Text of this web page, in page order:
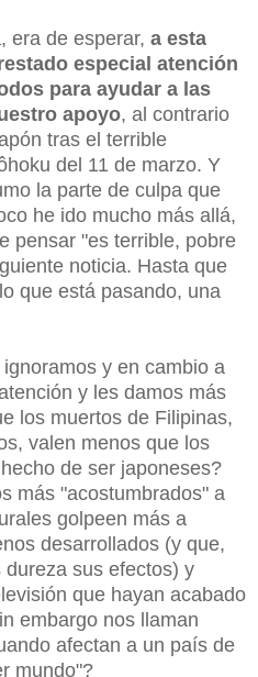
era de esperar, a esta
especial atención
para ayudar a las
apoyo, al contrario
tras el terrible
del 11 de marzo. Y
la parte de culpa que
he ido mucho más allá,
pensar "es terrible, pobre
noticia. Hasta que
que está pasando, una
y en cambio a
y les damos más
los muertos de Filipinas,
valen menos que los
de ser japoneses?
más "acostumbrados" a
golpeen más a
desarrollados (y que,
sus efectos) y
que hayan acabado
embargo nos llaman
afectan a un país de
mundo"?